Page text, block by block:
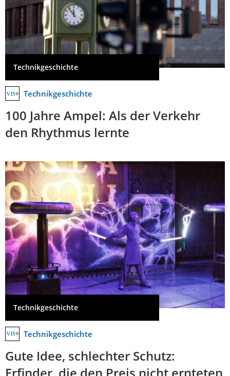
Technikgeschichte
Technikgeschichte
100 Jahre Ampel: Als der Verkehr
den Rhythmus lernte
Technikgeschichte
Technikgeschichte
Gute Idee, schlechter Schutz:
Erfinder, die den Preis nicht ernteten